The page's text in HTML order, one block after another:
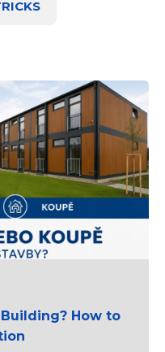
How to